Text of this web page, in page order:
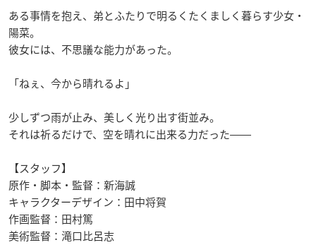
ある事情を抱え、弟とふたりで明るくたくましく暮らす少女・
陽菜。
彼女には、不思議な能力があった。
「ねぇ、今から晴れるよ」
少しずつ雨が止み、美しく光り出す街並み。
それは祈るだけで、空を晴れに出来る力だった――
【スタッフ】
原作・脚本・監督：新海誠
キャラクターデザイン：田中将賀
作画監督：田村篤
美術監督：滝口比呂志